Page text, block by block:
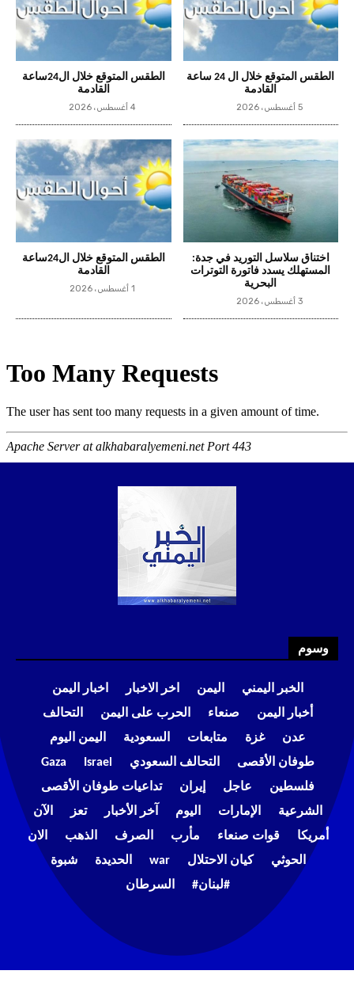
الطقس المتوقع خلال ال 24 ساعة
القادمة
5 أغسطس، 2026
الطقس المتوقع خلال ال24ساعة
القادمة
4 أغسطس، 2026
اختناق سلاسل التوريد في جدة:
المستهلك يسدد فاتورة التوترات
البحرية
3 أغسطس، 2026
الطقس المتوقع خلال ال24ساعة
القادمة
1 أغسطس، 2026
وسوم
الخبر اليمني اليمن اخر الاخبار
اخبار اليمن
أخبار اليمن
صنعاء الحرب على اليمن
التحالف
عدن
غزة متابعات السعودية
اليمن اليوم
طوفان الأقصى
التحالف السعودي Israel
Gaza
فلسطين
عاجل إيران
تداعيات طوفان الأقصى
الشرعية
الإمارات اليوم آخر الأخبار تعز
الآن
أمريكا
قوات صنعاء مأرب الصرف الذهب
الان
الحوثي
كيان الاحتلال war الحديدة
شبوة
#لبنان#
السرطان